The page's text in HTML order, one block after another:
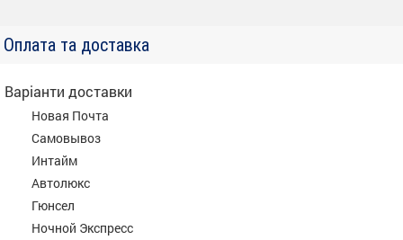
Оплата та доставка
Варіанти доставки
Новая Почта
Самовывоз
Интайм
Автолюкс
Гюнсел
Ночной Экспресс